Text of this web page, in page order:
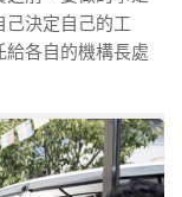
己決定自己的工
各自的機構長處